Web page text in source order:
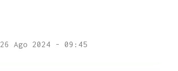
26 Ago 2024 - 09:45